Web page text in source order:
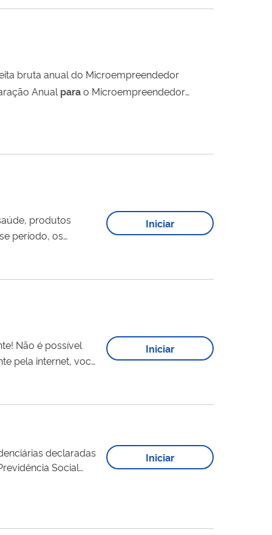
bruta anual do Microempreendedor
Anual parao Microempreendedor
nos casos de
produtos
Iniciar
Iniciar
declaradas
Social
Iniciar